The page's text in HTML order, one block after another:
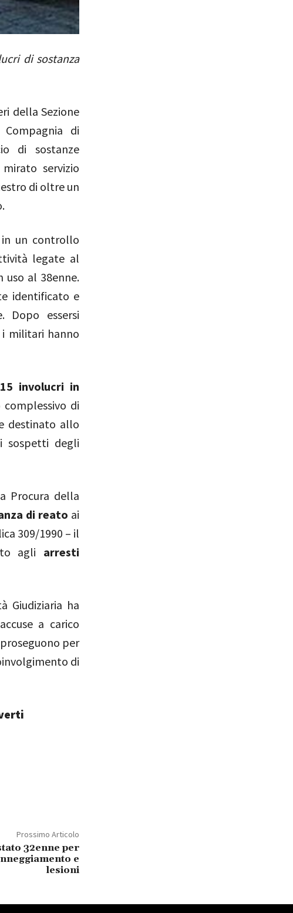
di sostanza
della Sezione
di
di sostanze
servizio
di oltre un
un controllo
legate al
al 38enne.
identificato e
Dopo essersi
militari hanno
15 involucri in
di
destinato allo
sospetti degli
Procura della
di reato ai
309/1990 – il
agli arresti
Giudiziaria ha
a carico
per
di
Prossimo Articolo
32enne per
e
lesioni